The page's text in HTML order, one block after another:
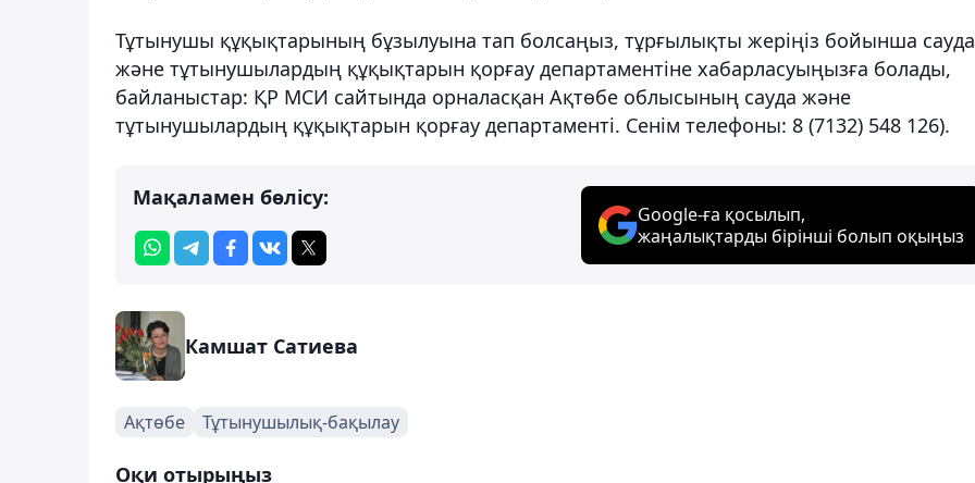
Тұтынушы құқықтарының бұзылуына тап болсаңыз, тұрғылықты жеріңіз бойынша сауда
және тұтынушылардың құқықтарын қорғау департаментіне хабарласуыңызға болады,
байланыстар: ҚР МСИ сайтында орналасқан Ақтөбе облысының сауда және
тұтынушылардың құқықтарын қорғау департаменті. Сенім телефоны: 8 (7132) 548 126).
Мақаламен бөлісу:
Google-ға қосылып,
жаңалықтарды бірінші болып оқыңыз
Камшат Сатиева
Ақтөбе Тұтынушылық-бақылау
Оқи отырыңыз